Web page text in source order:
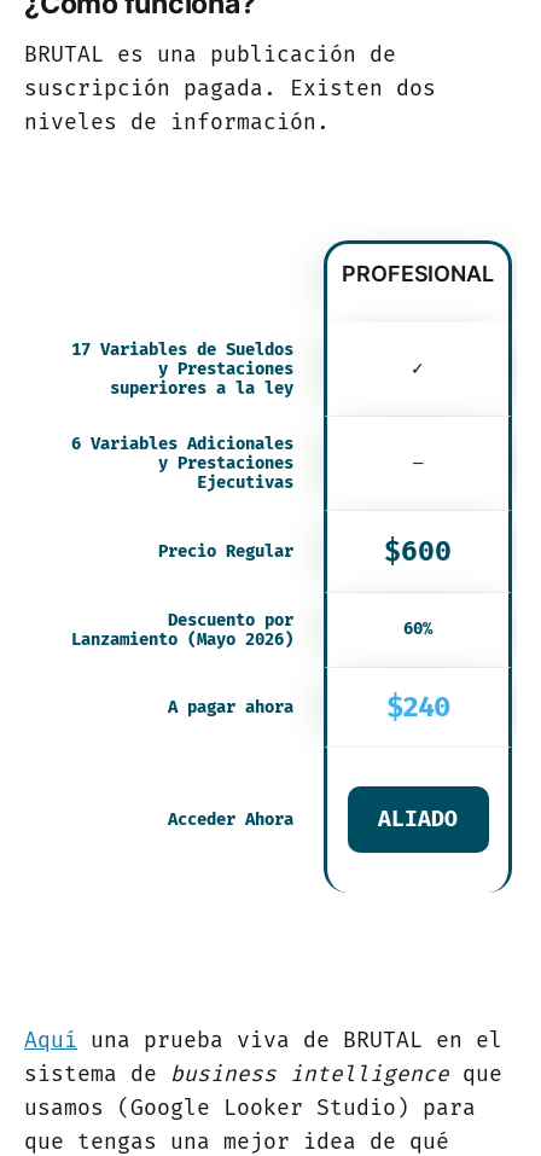
BRUTAL es una publicación de
suscripción pagada. Existen dos
niveles de información.
PROFESIONAL
17 Variables de Sueldos
y Prestaciones
superiores a la ley
✓
6 Variables Adicionales
y Prestaciones
Ejecutivas
—
Precio Regular $600
Descuento por
Lanzamiento (Mayo 2026)
60%
A pagar ahora $240
Acceder Ahora ALIADO
Aquí una prueba viva de BRUTAL en el
sistema de business intelligence que
usamos (Google Looker Studio) para
que tengas una mejor idea de qué